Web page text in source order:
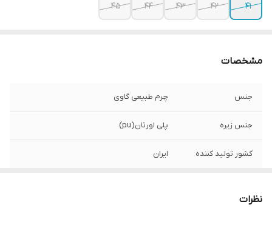
41
42
43
44
45
مشخصات
جنس چرم طبیعی گاوی
جنس زیره پلی اورتان(pu)
کشور تولید کننده ایران
نظرات